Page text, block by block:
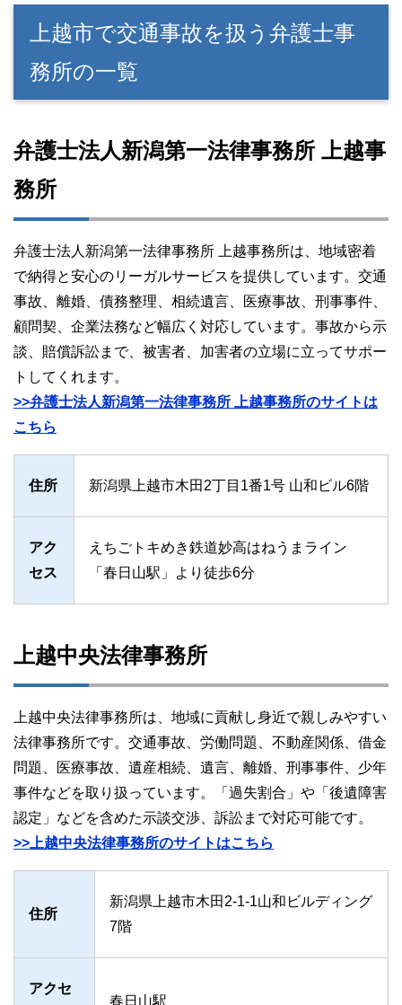
上越市で交通事故を扱う弁護士事
務所の一覧
弁護士法人新潟第一法律事務所 上越事
務所
弁護士法人新潟第一法律事務所 上越事務所は、地域密着
で納得と安心のリーガルサービスを提供しています。交通
事故、離婚、債務整理、相続遺言、医療事故、刑事事件、
顧問契、企業法務など幅広く対応しています。事故から示
談、賠償訴訟まで、被害者、加害者の立場に立ってサポー
トしてくれます。
>>弁護士法人新潟第一法律事務所 上越事務所のサイトは
こちら
住所 新潟県上越市木田2丁目1番1号 山和ビル6階
アク
セス
えちごトキめき鉄道妙高はねうまライン
「春日山駅」より徒歩6分
上越中央法律事務所
上越中央法律事務所は、地域に貢献し身近で親しみやすい
法律事務所です。交通事故、労働問題、不動産関係、借金
問題、医療事故、遺産相続、遺言、離婚、刑事事件、少年
事件などを取り扱っています。「過失割合」や「後遺障害
認定」などを含めた示談交渉、訴訟まで対応可能です。
>>上越中央法律事務所のサイトはこちら
住所
新潟県上越市木田2-1-1山和ビルディング
7階
アクセ
春日山駅